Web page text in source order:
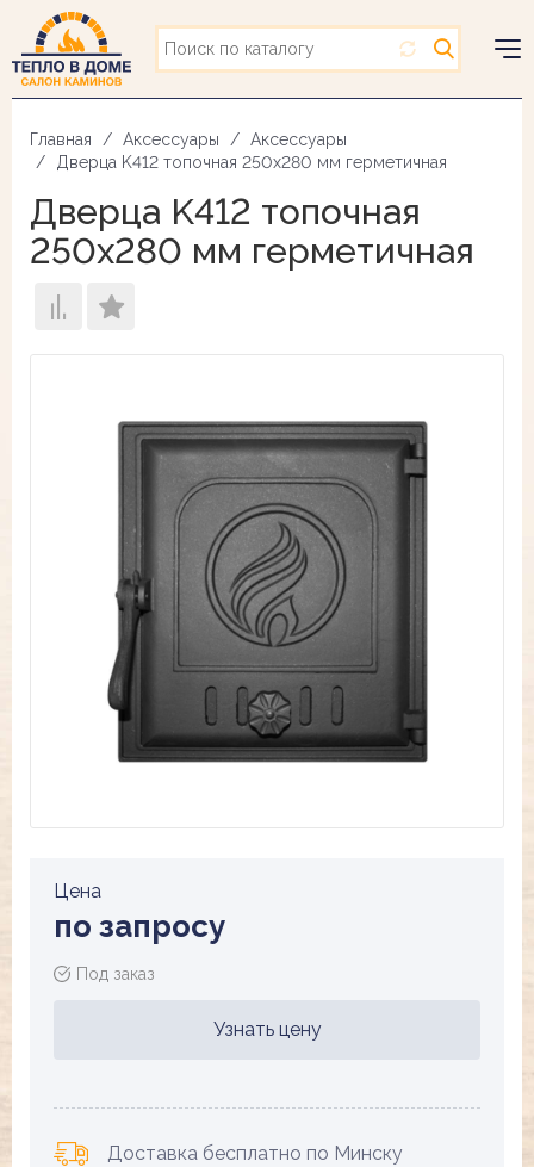
Перейти
основному
содержанию
Главная Аксессуары
Аксессуары
Дверца K412 топочная 250х280 мм герметичная
Дверца K412 топочная
250х280 мм герметичная
Цена
по запросу
Под заказ
Узнать цену
Доставка бесплатно по Минску